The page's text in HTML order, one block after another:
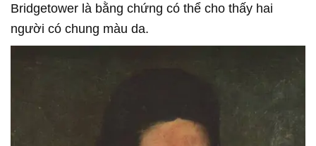
Bridgetower là bằng chứng có thể cho thấy hai
người có chung màu da.